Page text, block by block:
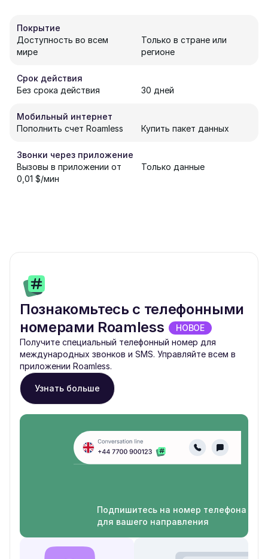
Покрытие
Доступность во всем
мире
Только в стране или
регионе
Срок действия
Без срока действия
30 дней
Мобильный интернет
Пополнить счет Roamless
Купить пакет данных
Звонки через приложение
Вызовы в приложении от
0,01 $/мин
Только данные
Познакомьтесь с телефонными
номерами Roamless
НОВОЕ
Получите специальный телефонный номер для
международных звонков и SMS. Управляйте всем в
приложении Roamless.
Узнать больше
Подпишитесь на номер телефона
для вашего направления